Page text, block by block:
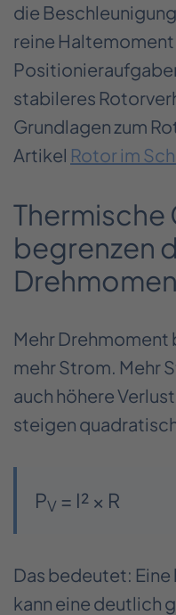
die
reine
stabileres
Grundlagen zum
Artikel Rotor im
Thermische
begrenzen
Mehr Drehmoment
mehr Strom. Mehr
auch höhere
steigen
PV = I² × R
Das bedeutet:
kann eine deutlich